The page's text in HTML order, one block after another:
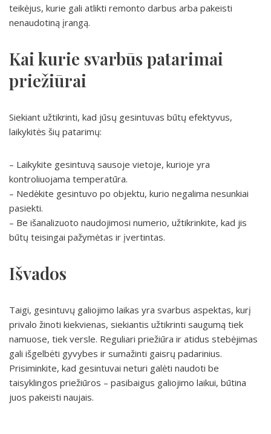
teikėjus, kurie gali atlikti remonto darbus arba pakeisti
nenaudotiną įrangą.
Kai kurie svarbūs patarimai
priežiūrai
Siekiant užtikrinti, kad jūsų gesintuvas būtų efektyvus,
laikykitės šių patarimų:
– Laikykite gesintuvą sausoje vietoje, kurioje yra
kontroliuojama temperatūra.
– Nedėkite gesintuvo po objektu, kurio negalima nesunkiai
pasiekti.
– Be išanalizuoto naudojimosi numerio, užtikrinkite, kad jis
būtų teisingai pažymėtas ir įvertintas.
Išvados
Taigi, gesintuvų galiojimo laikas yra svarbus aspektas, kurį
privalo žinoti kiekvienas, siekiantis užtikrinti saugumą tiek
namuose, tiek versle. Reguliari priežiūra ir atidus stebėjimas
gali išgelbėti gyvybes ir sumažinti gaisrų padarinius.
Prisiminkite, kad gesintuvai neturi galėti naudoti be
taisyklingos priežiūros – pasibaigus galiojimo laikui, būtina
juos pakeisti naujais.